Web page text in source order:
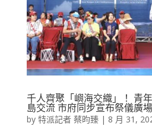
千人齊聚「嶼海交織」！ 青
島交流 市府同步宣布祭儀廣
by 特派記者 蔡昀臻| 8 月 31,